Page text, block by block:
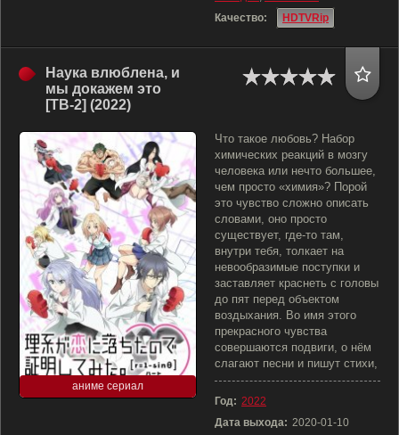
Качество:
HDTVRip
Наука влюблена, и
мы докажем это
[ТВ-2] (2022)
аниме сериал
Что такое любовь? Набор
химических реакций в мозгу
человека или нечто большее,
чем просто «химия»? Порой
это чувство сложно описать
словами, оно просто
существует, где-то там,
внутри тебя, толкает на
невообразимые поступки и
заставляет краснеть с головы
до пят перед объектом
воздыхания. Во имя этого
прекрасного чувства
совершаются подвиги, о нём
слагают песни и пишут стихи,
Год: 2022
Дата выхода: 2020-01-10